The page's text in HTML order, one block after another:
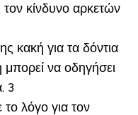
κίνδυνο αρκετών
κακή για τα δόντια
να οδηγήσει
3
λόγο για τον